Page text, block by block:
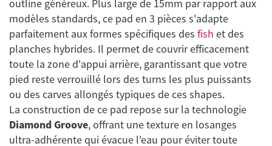
outline généreux. Plus large de 15mm par rapport aux
modèles standards, ce pad en 3 pièces s'adapte
parfaitement aux formes spécifiques des fish et des
planches hybrides. Il permet de couvrir efficacement
toute la zone d'appui arrière, garantissant que votre
pied reste verrouillé lors des turns les plus puissants
ou des carves allongés typiques de ces shapes.
La construction de ce pad repose sur la technologie
Diamond Groove, offrant une texture en losanges
ultra-adhérente qui évacue l'eau pour éviter toute